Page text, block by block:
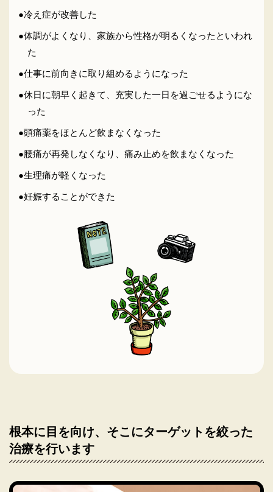
●冷え症が改善した
●体調がよくなり、家族から性格が明るくなったといわれ
た
●仕事に前向きに取り組めるようになった
●休日に朝早く起きて、充実した一日を過ごせるようにな
った
●頭痛薬をほとんど飲まなくなった
●腰痛が再発しなくなり、痛み止めを飲まなくなった
●生理痛が軽くなった
●妊娠することができた
根本に目を向け、そこにターゲットを絞った
治療を行います